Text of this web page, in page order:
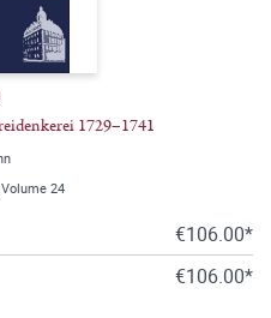
1729–1741
24
€106.00*
€106.00*